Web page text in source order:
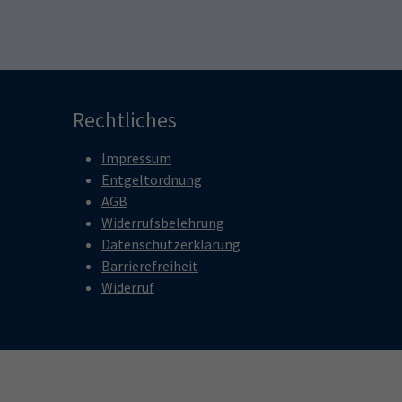
Rechtliches
Impressum
Entgeltordnung
AGB
Widerrufsbelehrung
Datenschutzerklärung
Barrierefreiheit
Widerruf